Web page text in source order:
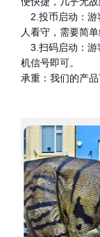
2.投币启动：游
人看守，需要简单
3.扫码启动：游
机信号即可。
承重：我们的产品